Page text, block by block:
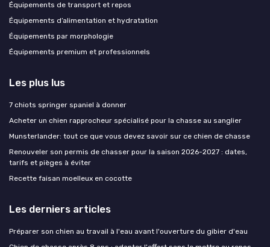
Équipements de transport et repos
Équipements d’alimentation et hydratation
Équipements par morphologie
Équipements premium et professionnels
Les plus lus
7 chiots springer spaniel à donner
Acheter un chien rapprocheur spécialisé pour la chasse au sanglier
Munsterlander: tout ce que vous devez savoir sur ce chien de chasse
Renouveler son permis de chasser pour la saison 2026-2027 : dates,
tarifs et pièges à éviter
Recette faisan moelleux en cocotte
Les derniers articles
Préparer son chien au travail à l'eau avant l'ouverture du gibier d'eau